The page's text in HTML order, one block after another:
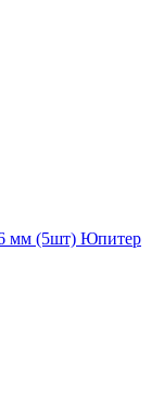
мм (5шт) Юпитер